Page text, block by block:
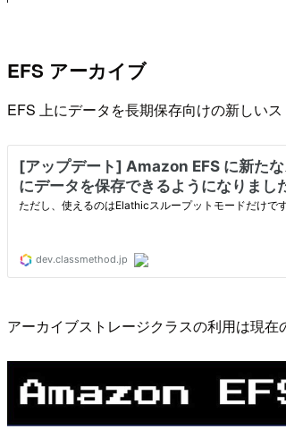
EFS アーカイブ
EFS 上にデータを長期保存向けの新しい
アーカイブストレージクラスの利用は現